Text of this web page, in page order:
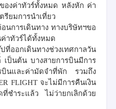
ของค่าทัวร์ทั้งหมด หลังหัก ค่า
รียมการนำเที่ยว
นการเดินทาง ทางบริษัทฯขอ
าทัวร์ได้ทั้งหมด
ที่ออกเดินทางช่วงเทศกาลวัน
เป็นต้น บางสายการบินมีการ
บินและค่ามัดจำที่พัก รวมถึง
FLIGHT จะไม่มีการคืนเงิน
ำระแล้ว ไม่ว่ายกเลิกด้วย